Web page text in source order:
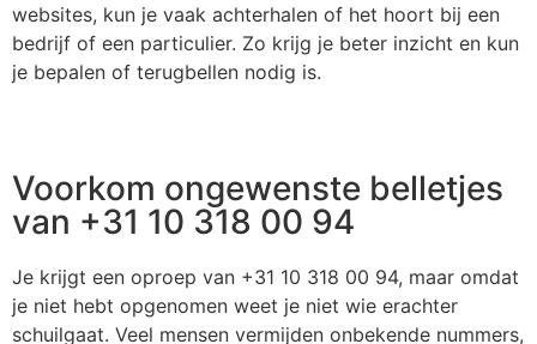
websites, kun je vaak achterhalen of het hoort bij een
bedrijf of een particulier. Zo krijg je beter inzicht en kun
je bepalen of terugbellen nodig is.
Voorkom ongewenste belletjes
van +31 10 318 00 94
Je krijgt een oproep van +31 10 318 00 94, maar omdat
je niet hebt opgenomen weet je niet wie erachter
schuilgaat. Veel mensen vermijden onbekende nummers,